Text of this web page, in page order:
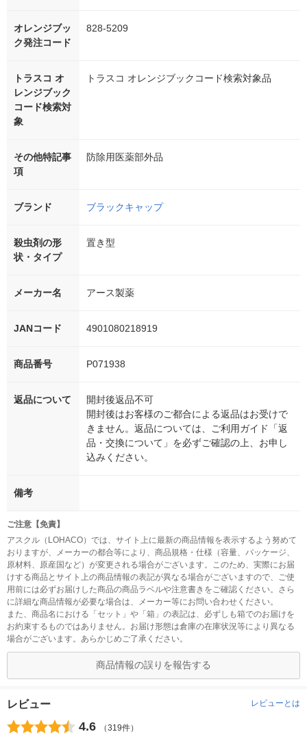
オレンジブッ
ク発注コード
828-5209
トラスコ オ
レンジブック
コード検索対
象
トラスコ オレンジブックコード検索対象品
その他特記事
項
防除用医薬部外品
ブランド ブラックキャップ
殺虫剤の形
状・タイプ
置き型
メーカー名 アース製薬
JANコード 4901080218919
商品番号 P071938
返品について
開封後返品不可
開封後はお客様のご都合による返品はお受けで
きません。返品については、ご利用ガイド「返
品・交換について」を必ずご確認の上、お申し
込みください。
備考
ご注意【免責】
アスクル（LOHACO）では、サイト上に最新の商品情報を表示するよう努めて
おりますが、メーカーの都合等により、商品規格・仕様（容量、パッケージ、
原材料、原産国など）が変更される場合がございます。このため、実際にお届
けする商品とサイト上の商品情報の表記が異なる場合がございますので、ご使
用前には必ずお届けした商品の商品ラベルや注意書きをご確認ください。さら
に詳細な商品情報が必要な場合は、メーカー等にお問い合わせください。
また、商品名における「セット」や「箱」の表記は、必ずしも箱でのお届けを
お約束するものではありません。お届け形態は倉庫の在庫状況等により異なる
場合がございます。あらかじめご了承ください。
商品情報の誤りを報告する
レビュー レビューとは
4.6 （319件）